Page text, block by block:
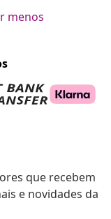
menos
que recebem
e novidades da